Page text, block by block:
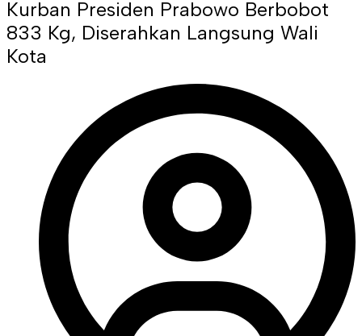
Kurban Presiden Prabowo Berbobot
833 Kg, Diserahkan Langsung Wali
Kota